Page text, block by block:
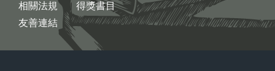
相關法規
友善連結
得獎書目